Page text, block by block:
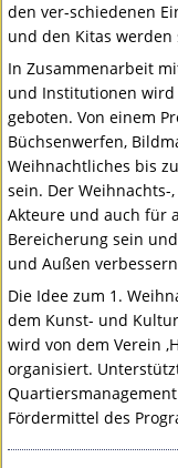
den ver-schiedenen
und den Kitas
In Zusammenarbeit
und Institutionen wird
geboten. Von einem
Büchsenwerfen,
Weihnachtliches bis
sein. Der
Akteure und auch für
Bereicherung sein
und Außen
Die Idee zum 1.
dem Kunst- und
wird von dem Verein
organisiert.
Fördermittel des